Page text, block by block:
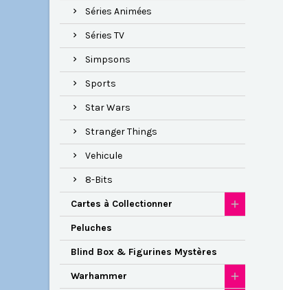
Séries Animées
Séries TV
Simpsons
Sports
Star Wars
Stranger Things
Vehicule
8-Bits
Cartes à Collectionner
Peluches
Blind Box & Figurines Mystères
Warhammer